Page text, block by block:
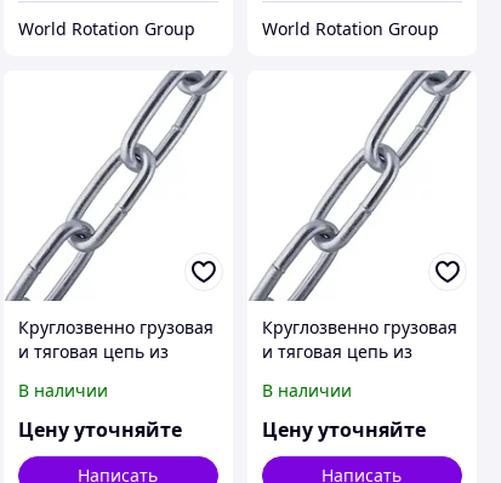
World Rotation Group World Rotation Group
Круглозвенно грузовая
и тяговая цепь из
(длиннозв.) d(mm):13
Шаг(mm):45 ГОСТ 2319-
81
В наличии
Цену уточняйте
Написать
Круглозвенно грузовая
и тяговая цепь из
(длиннозв.) d(mm):16
Шаг(mm):56 ГОСТ 2319-
81
В наличии
Цену уточняйте
Написать